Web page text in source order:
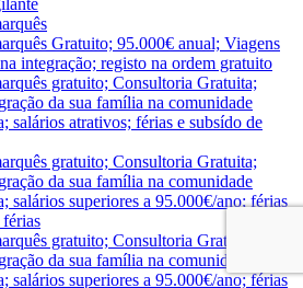
Gratuito; 95.000€ anual; Viagens
integração; registo na ordem gratuito
gratuito; Consultoria Gratuita;
da sua família na comunidade
salários atrativos; férias e subsído de
gratuito; Consultoria Gratuita;
da sua família na comunidade
salários superiores a 95.000€/ano; férias
gratuito; Consultoria Gratuita;
da sua família na comunidade
salários superiores a 95.000€/ano; férias